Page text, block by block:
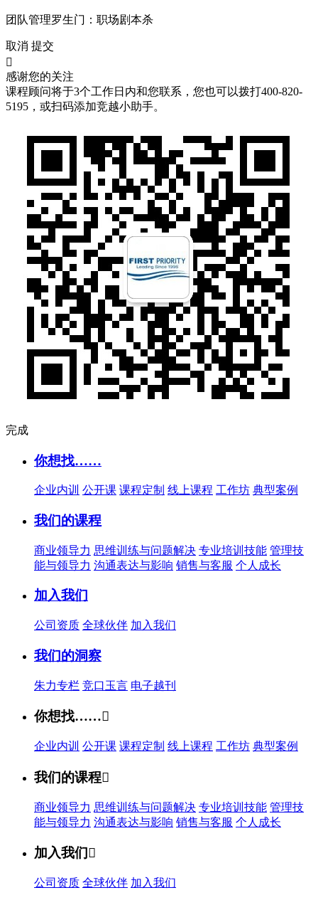
团队管理罗生门：职场剧本杀
取消 提交

感谢您的关注
课程顾问将于3个工作日内和您联系，您也可以拨打400-820-
5195，或扫码添加竞越小助手。
完成
你想找……
企业内训 公开课 课程定制 线上课程 工作坊 典型案例
我们的课程
商业领导力 思维训练与问题解决 专业培训技能 管理技
能与领导力 沟通表达与影响 销售与客服 个人成长
加入我们
公司资质 全球伙伴 加入我们
我们的洞察
朱力专栏 竞口玉言 电子越刊
你想找……
企业内训 公开课 课程定制 线上课程 工作坊 典型案例
我们的课程
商业领导力 思维训练与问题解决 专业培训技能 管理技
能与领导力 沟通表达与影响 销售与客服 个人成长
加入我们
公司资质 全球伙伴 加入我们